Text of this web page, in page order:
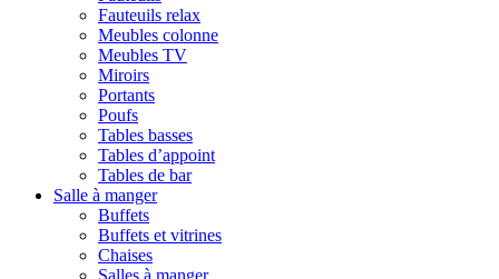
Fauteuils relax
Meubles colonne
Meubles TV
Miroirs
Portants
Poufs
Tables basses
Tables d’appoint
Tables de bar
Salle à manger
Buffets
Buffets et vitrines
Chaises
Salles à manger